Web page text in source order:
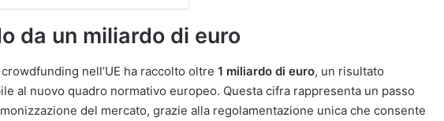
da un miliardo di euro
nell’UE ha raccolto oltre 1 miliardo di euro, un risultato
al nuovo quadro normativo europeo. Questa cifra rappresenta un passo
del mercato, grazie alla regolamentazione unica che consente